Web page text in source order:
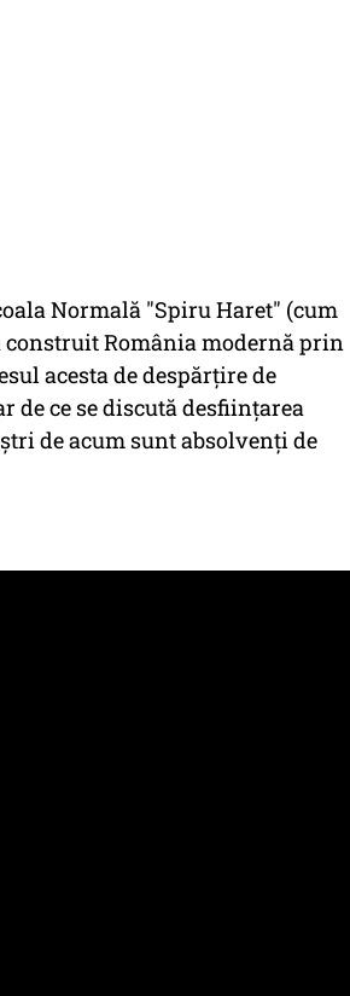
Normală "Spiru Haret" (cum
construit România modernă prin
acesta de despărțire de
de ce se discută desființarea
de acum sunt absolvenți de